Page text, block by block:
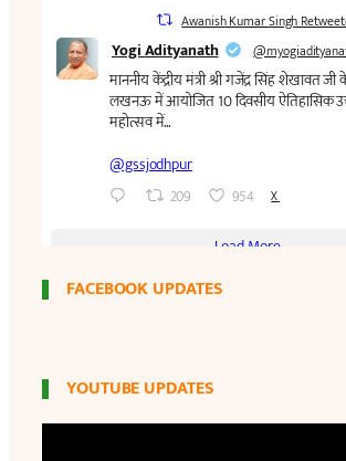
FACEBOOK UPDATES
YOUTUBE UPDATES